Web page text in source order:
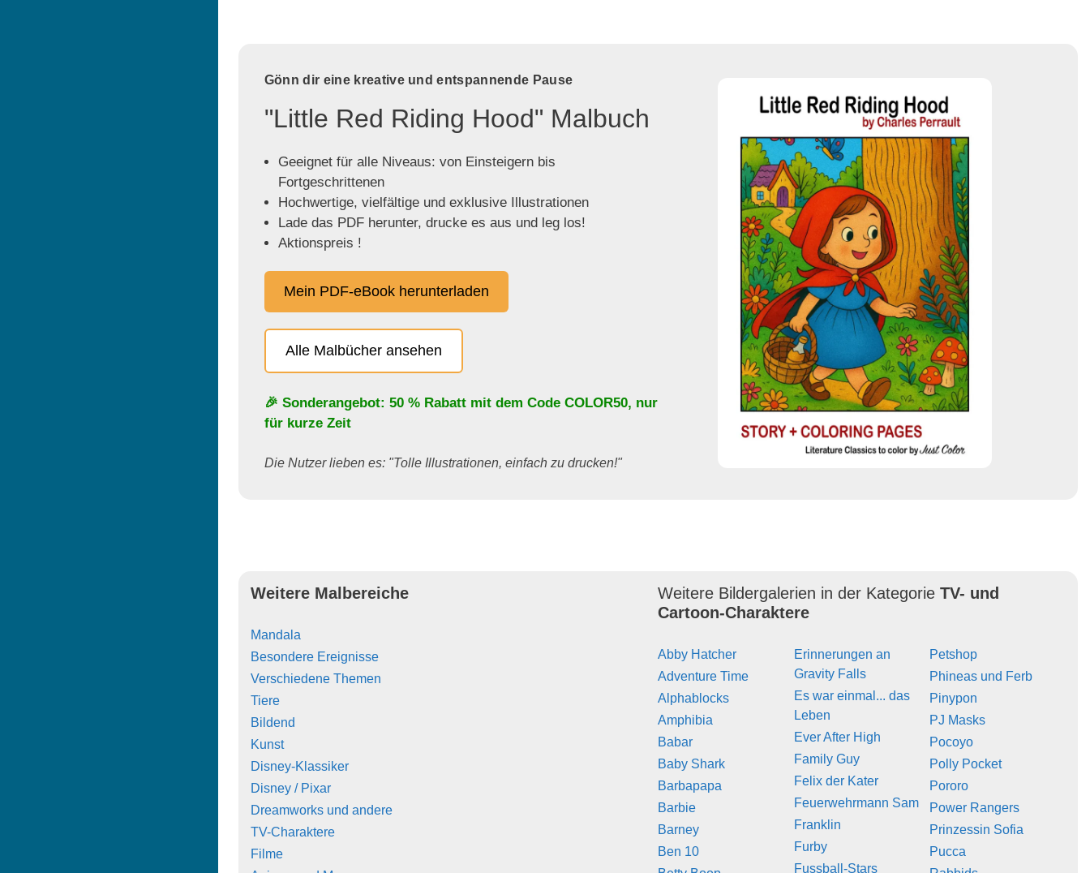
Gönn dir eine kreative und entspannende Pause
"Little Red Riding Hood" Malbuch
Geeignet für alle Niveaus: von Einsteigern bis
Fortgeschrittenen
Hochwertige, vielfältige und exklusive Illustrationen
Lade das PDF herunter, drucke es aus und leg los!
Aktionspreis !
Mein PDF-eBook herunterladen
Alle Malbücher ansehen
🎉 Sonderangebot: 50 % Rabatt mit dem Code COLOR50, nur
für kurze Zeit
Die Nutzer lieben es: "Tolle Illustrationen, einfach zu drucken!"
Weitere Malbereiche
Mandala
Besondere Ereignisse
Verschiedene Themen
Tiere
Bildend
Kunst
Disney-Klassiker
Disney / Pixar
Dreamworks und andere
TV-Charaktere
Filme
Weitere Bildergalerien in der KategorieTV- und
Cartoon-Charaktere
Abby Hatcher
Adventure Time
Alphablocks
Amphibia
Babar
Baby Shark
Barbapapa
Barbie
Barney
Ben 10
Erinnerungen an
Gravity Falls
Es war einmal... das
Leben
Ever After High
Family Guy
Felix der Kater
Feuerwehrmann Sam
Franklin
Furby
Fussball-Stars
Petshop
Phineas und Ferb
Pinypon
PJ Masks
Pocoyo
Polly Pocket
Pororo
Power Rangers
Prinzessin Sofia
Pucca